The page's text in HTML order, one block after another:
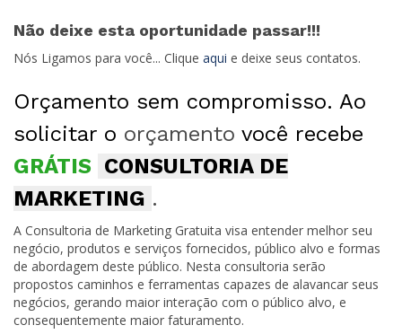
Não deixe esta oportunidade passar!!!
Nós Ligamos para você... Clique aqui e deixe seus contatos.
Orçamento sem compromisso. Ao
solicitar o orçamento você recebe
GRÁTIS CONSULTORIA DE
MARKETING .
A Consultoria de Marketing Gratuita visa entender melhor seu
negócio, produtos e serviços fornecidos, público alvo e formas
de abordagem deste público. Nesta consultoria serão
propostos caminhos e ferramentas capazes de alavancar seus
negócios, gerando maior interação com o público alvo, e
consequentemente maior faturamento.